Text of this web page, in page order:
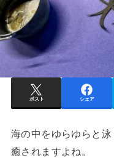
ポスト シェア
海の中をゆらゆらと
癒されますよね。